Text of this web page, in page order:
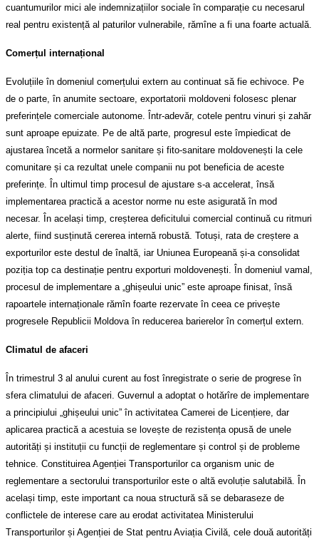
cuantumurilor mici ale indemnizațiilor sociale în comparație cu necesarul
real pentru existență al paturilor vulnerabile, rămîne a fi una foarte actuală.
Comerțul internațional
Evoluțiile în domeniul comerțului extern au continuat să fie echivoce. Pe
de o parte, în anumite sectoare, exportatorii moldoveni folosesc plenar
preferințele comerciale autonome. Într-adevăr, cotele pentru vinuri și zahăr
sunt aproape epuizate. Pe de altă parte, progresul este împiedicat de
ajustarea încetă a normelor sanitare și fito-sanitare moldovenești la cele
comunitare și ca rezultat unele companii nu pot beneficia de aceste
preferințe. În ultimul timp procesul de ajustare s-a accelerat, însă
implementarea practică a acestor norme nu este asigurată în mod
necesar. În același timp, creșterea deficitului comercial continuă cu ritmuri
alerte, fiind susținută cererea internă robustă. Totuși, rata de creștere a
exporturilor este destul de înaltă, iar Uniunea Europeană și-a consolidat
poziția top ca destinație pentru exporturi moldovenești. În domeniul vamal,
procesul de implementare a „ghișeului unic” este aproape finisat, însă
rapoartele internaționale rămîn foarte rezervate în ceea ce privește
progresele Republicii Moldova în reducerea barierelor în comerțul extern.
Climatul de afaceri
În trimestrul 3 al anului curent au fost înregistrate o serie de progrese în
sfera climatului de afaceri. Guvernul a adoptat o hotărîre de implementare
a principiului „ghișeului unic” în activitatea Camerei de Licențiere, dar
aplicarea practică a acestuia se lovește de rezistența opusă de unele
autorități și instituții cu funcții de reglementare și control și de probleme
tehnice. Constituirea Agenției Transporturilor ca organism unic de
reglementare a sectorului transporturilor este o altă evoluție salutabilă. În
același timp, este important ca noua structură să se debaraseze de
conflictele de interese care au erodat activitatea Ministerului
Transporturilor și Agenției de Stat pentru Aviația Civilă, cele două autorități